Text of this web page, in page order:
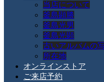
当店について
釜島顕勝
釜島光男
釜島光顕
古いアルバムの
所在地
オンラインストア
ご来店予約